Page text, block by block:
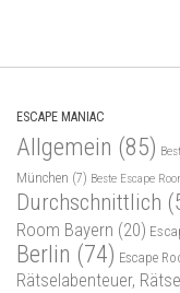
ESCAPE MANIAC
Allgemein (85)
München (7) Beste Escape
Durchschnittlich
Room Bayern (20)
Berlin (74) Escape
Rätselabenteuer,